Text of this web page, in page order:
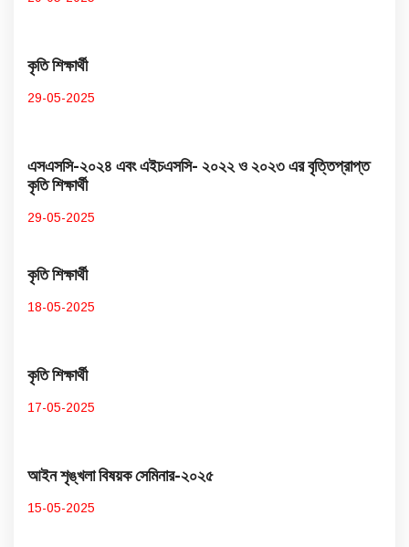
কৃতি শিক্ষার্থী
29-05-2025
এসএসসি-২০২৪ এবং এইচএসসি- ২০২২ ও ২০২৩ এর বৃত্তিপ্রাপ্ত
কৃতি শিক্ষার্থী
29-05-2025
কৃতি শিক্ষার্থী
18-05-2025
কৃতি শিক্ষার্থী
17-05-2025
আইন শৃঙ্খলা বিষয়ক সেমিনার-২০২৫
15-05-2025